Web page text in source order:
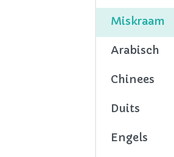
Miskraam
Arabisch
Chinees
Duits
Engels